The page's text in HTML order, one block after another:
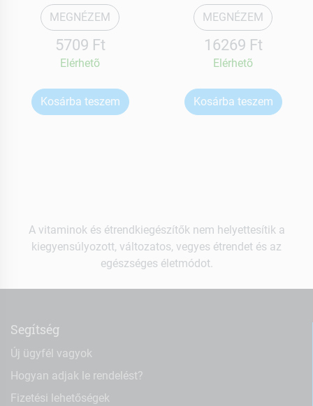
MEGNÉZEM
5709 Ft
Elérhetõ
Kosárba teszem
MEGNÉZEM
16269 Ft
Elérhetõ
Kosárba teszem
A vitaminok és étrendkiegészítők nem helyettesítik a
kiegyensúlyozott, változatos, vegyes étrendet és az
egészséges életmódot.
Segítség
Új ügyfél vagyok
Hogyan adjak le rendelést?
Fizetési lehetőségek